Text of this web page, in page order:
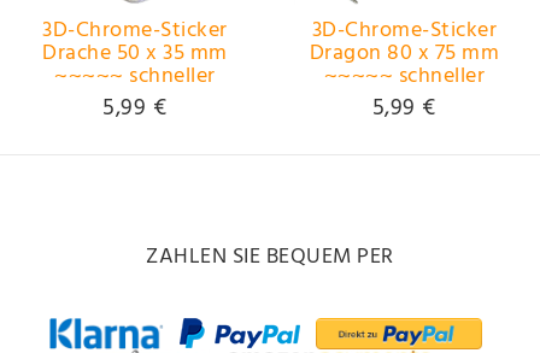
3D-Chrome-Sticker
Drache 50 x 35 mm
~~~~~ schneller
Versand innerhalb 24
Stunden ~~~~~
5,99 €
3D-Chrome-Sticker
Dragon 80 x 75 mm
~~~~~ schneller
Versand innerhalb 24
Stunden ~~~~~
5,99 €
ZAHLEN SIE BEQUEM PER